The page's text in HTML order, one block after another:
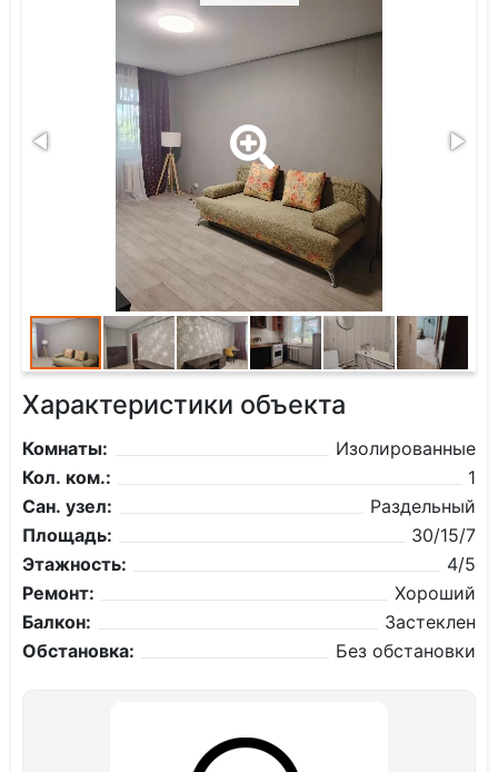
Характеристики объекта
Комнаты:
Изолированные
Кол. ком.:
1
Сан. узел:
Раздельный
Площадь:
30/15/7
Этажность:
4/5
Ремонт:
Хороший
Балкон:
Застеклен
Обстановка:
Без обстановки